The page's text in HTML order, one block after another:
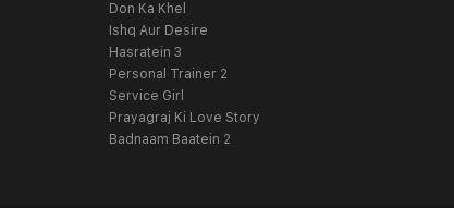
Don Ka Khel
Ishq Aur Desire
Hasratein 3
Personal Trainer 2
Service Girl
Prayagraj Ki Love Story
Badnaam Baatein 2